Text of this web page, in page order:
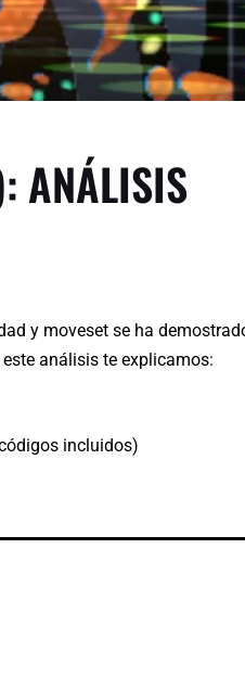
ANÁLISIS
y moveset se ha
análisis te explicamos:
incluidos)